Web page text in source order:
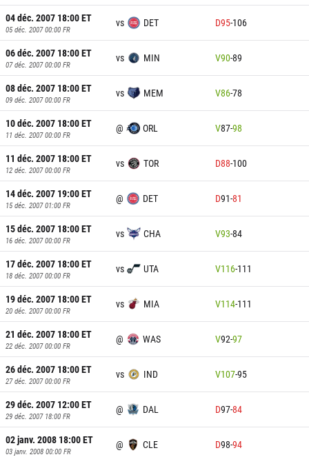
04 déc. 2007 18:00ET
05 déc. 2007 00:00 FR
vs DET D95-106
06 déc. 2007 18:00ET
07 déc. 2007 00:00 FR
vs MIN V90-89
08 déc. 2007 18:00ET
09 déc. 2007 00:00 FR
vs MEM V86-78
10 déc. 2007 18:00ET
11 déc. 2007 00:00 FR
@ ORL V87-98
11 déc. 2007 18:00ET
12 déc. 2007 00:00 FR
vs TOR D88-100
14 déc. 2007 19:00ET
15 déc. 2007 01:00 FR
@ DET D91-81
15 déc. 2007 18:00ET
16 déc. 2007 00:00 FR
vs CHA V93-84
17 déc. 2007 18:00ET
18 déc. 2007 00:00 FR
vs UTA V116-111
19 déc. 2007 18:00ET
20 déc. 2007 00:00 FR
vs MIA V114-111
21 déc. 2007 18:00ET
22 déc. 2007 00:00 FR
@ WAS V92-97
26 déc. 2007 18:00ET
27 déc. 2007 00:00 FR
vs IND V107-95
29 déc. 2007 12:00ET
29 déc. 2007 18:00 FR
@ DAL D97-84
02 janv. 2008 18:00ET
03 janv. 2008 00:00 FR
@ CLE D98-94